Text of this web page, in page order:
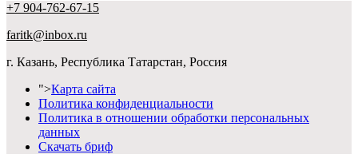
+7 904-762-67-15
faritk@inbox.ru
г. Казань, Республика Татарстан, Россия
">Карта сайта
Политика конфиденциальности
Политика в отношении обработки персональных
данных
Скачать бриф